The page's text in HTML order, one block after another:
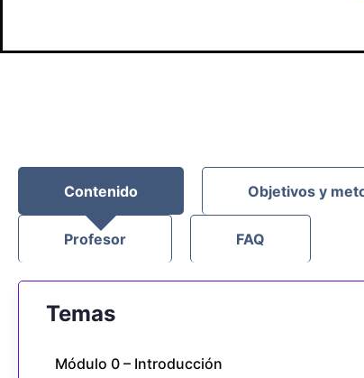
Contenido Objetivos y
Profesor FAQ
Temas
Módulo 0 – Introducción